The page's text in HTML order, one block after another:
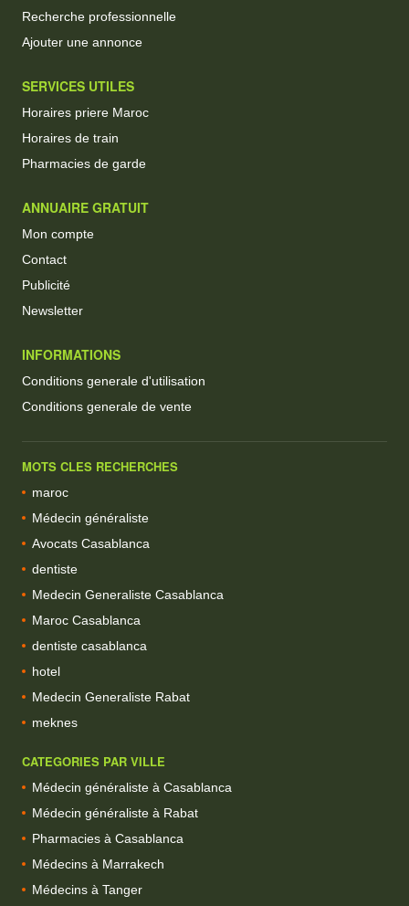
Recherche professionnelle
Ajouter une annonce
SERVICES UTILES
Horaires priere Maroc
Horaires de train
Pharmacies de garde
ANNUAIRE GRATUIT
Mon compte
Contact
Publicité
Newsletter
INFORMATIONS
Conditions generale d'utilisation
Conditions generale de vente
MOTS CLES RECHERCHES
maroc
Médecin généraliste
Avocats Casablanca
dentiste
Medecin Generaliste Casablanca
Maroc Casablanca
dentiste casablanca
hotel
Medecin Generaliste Rabat
meknes
CATEGORIES PAR VILLE
Médecin généraliste à Casablanca
Médecin généraliste à Rabat
Pharmacies à Casablanca
Médecins à Marrakech
Médecins à Tanger